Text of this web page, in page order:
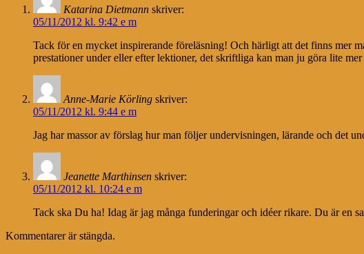
Katarina Dietmann skriver:
05/11/2012 kl. 9:42 e m
Tack för en mycket inspirerande föreläsning! Och härligt att det finns mer
prestationer under eller efter lektioner, det skriftliga kan man ju göra lite
Anne-Marie Körling skriver:
05/11/2012 kl. 9:44 e m
Jag har massor av förslag hur man följer undervisningen, lärande och det
Jeanette Marthinsen skriver:
05/11/2012 kl. 10:24 e m
Tack ska Du ha! Idag är jag många funderingar och idéer rikare. Du är en
Kommentarer är stängda.